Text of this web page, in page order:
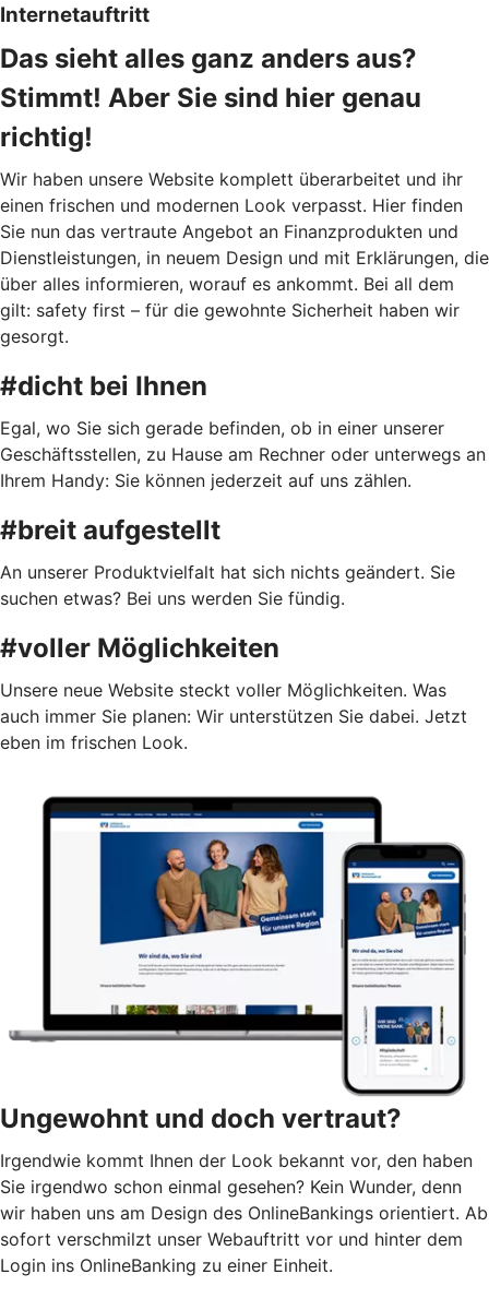
Internetauftritt
Das sieht alles ganz anders aus?
Stimmt! Aber Sie sind hier genau
richtig!
Wir haben unsere Website komplett überarbeitet und ihr
einen frischen und modernen Look verpasst. Hier finden
Sie nun das vertraute Angebot an Finanzprodukten und
Dienstleistungen, in neuem Design und mit Erklärungen, die
über alles informieren, worauf es ankommt. Bei all dem
gilt: safety first – für die gewohnte Sicherheit haben wir
gesorgt.
#dicht bei Ihnen
Egal, wo Sie sich gerade befinden, ob in einer unserer
Geschäftsstellen, zu Hause am Rechner oder unterwegs an
Ihrem Handy: Sie können jederzeit auf uns zählen.
#breit aufgestellt
An unserer Produktvielfalt hat sich nichts geändert. Sie
suchen etwas? Bei uns werden Sie fündig.
#voller Möglichkeiten
Unsere neue Website steckt voller Möglichkeiten. Was
auch immer Sie planen: Wir unterstützen Sie dabei. Jetzt
eben im frischen Look.
Ungewohnt und doch vertraut?
Irgendwie kommt Ihnen der Look bekannt vor, den haben
Sie irgendwo schon einmal gesehen? Kein Wunder, denn
wir haben uns am Design des OnlineBankings orientiert. Ab
sofort verschmilzt unser Webauftritt vor und hinter dem
Login ins OnlineBanking zu einer Einheit.